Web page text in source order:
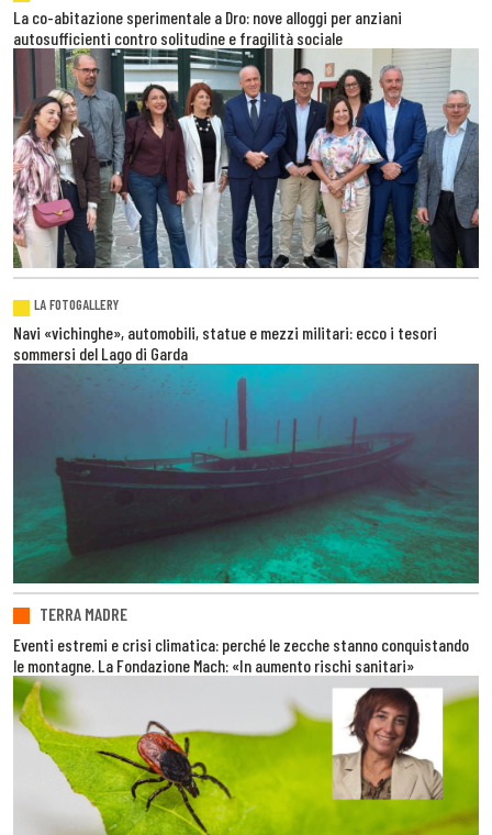
La co-abitazione sperimentale a Dro: nove alloggi per anziani
autosufficienti contro solitudine e fragilità sociale
LA FOTOGALLERY
Navi «vichinghe», automobili, statue e mezzi militari: ecco i tesori
sommersi del Lago di Garda
TERRA MADRE
Eventi estremi e crisi climatica: perché le zecche stanno conquistando
le montagne. La Fondazione Mach: «In aumento rischi sanitari»